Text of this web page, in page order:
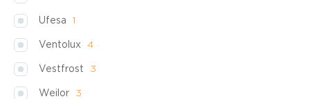
Ufesa 1
Ventolux 4
Vestfrost 3
Weilor 3